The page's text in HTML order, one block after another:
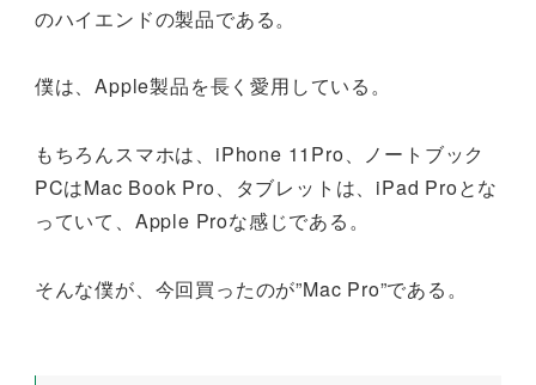
のハイエンドの製品である。
僕は、Apple製品を長く愛用している。
もちろんスマホは、iPhone 11Pro、ノートブック
PCはMac Book Pro、タブレットは、iPad Proとな
っていて、Apple Proな感じである。
そんな僕が、今回買ったのが”Mac Pro”である。